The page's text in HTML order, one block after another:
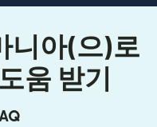
니아(으)로
움 받기